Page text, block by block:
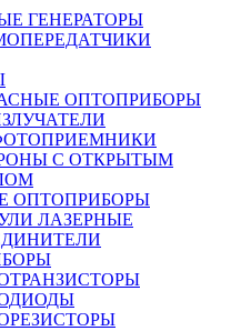
ГЕНЕРАТОРЫ
ОПТОПРИБОРЫ
С ОТКРЫТЫМ
ОПТОПРИБОРЫ
ЛАЗЕРНЫЕ